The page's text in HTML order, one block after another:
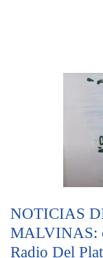
NOTICIAS
MALVINAS:
Radio Del